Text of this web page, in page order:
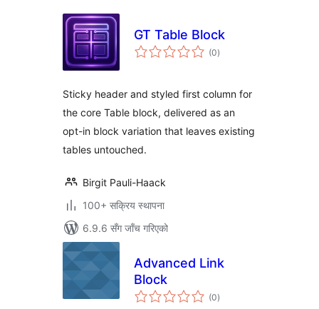
GT Table Block
(0कुल
रेटिङ्गहरू
)
Sticky header and styled first column for
the core Table block, delivered as an
opt-in block variation that leaves existing
tables untouched.
Birgit Pauli-Haack
100+ सक्रिय स्थापना
6.9.6 सँग जाँच गरिएको
Advanced Link
Block
(0कुल
रेटिङ्गहरू
)